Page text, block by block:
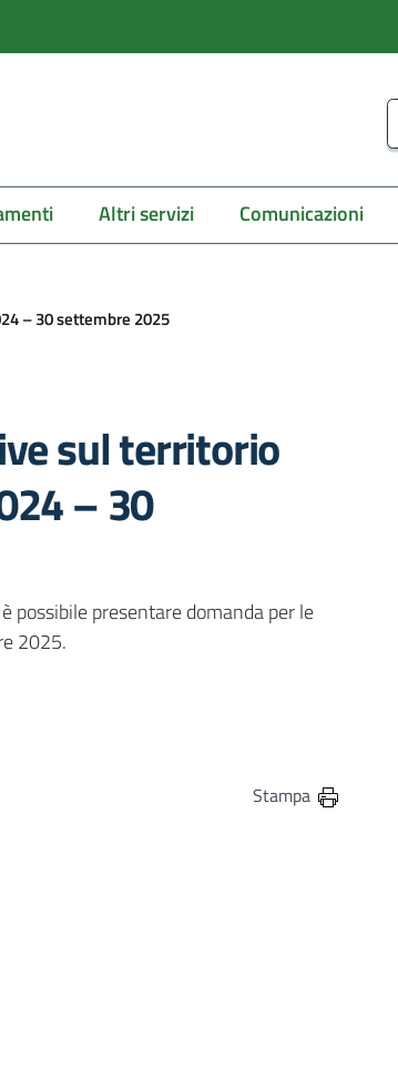
Altri servizi Comunicazioni
– 30 settembre 2025
sul territorio
– 30
possibile presentare domanda per le
2025.
Stampa